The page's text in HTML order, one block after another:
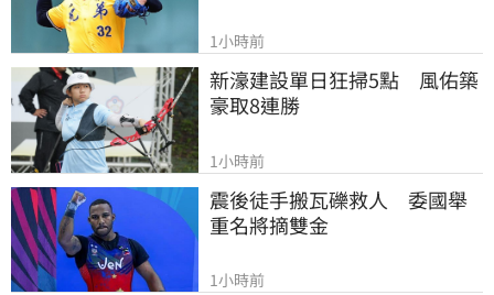
1小時前
新濠建設單日狂掃5點　風佑築
豪取8連勝
1小時前
震後徒手搬瓦礫救人　委國舉
重名將摘雙金
1小時前